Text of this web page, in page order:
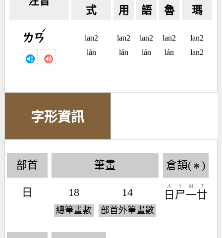
式 用 語 魯 瑪
ㄌㄢ
ˊ
lan2
lán
lan2
lán
lan2
lán
lan2
lán
lan2
lan2
字形資訊
部首
日
筆畫
18
總筆畫數
14
部首外筆畫數
倉頡( ✱ )
日
A
尸
S
一
M
廿
T